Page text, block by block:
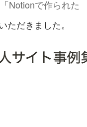
Notionで作られた
ただきました。